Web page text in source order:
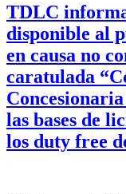
TDLC
disponible al
en causa no
caratulada
las bases de
los duty free